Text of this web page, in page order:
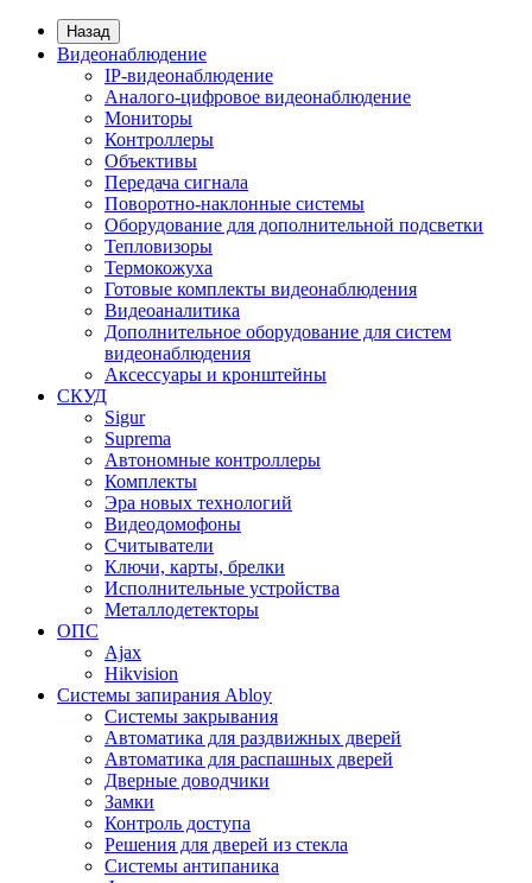
Назад
Видеонаблюдение
IP-видеонаблюдение
Аналого-цифровое видеонаблюдение
Мониторы
Контроллеры
Объективы
Передача сигнала
Поворотно-наклонные системы
Оборудование для дополнительной подсветки
Тепловизоры
Термокожуха
Готовые комплекты видеонаблюдения
Видеоаналитика
Дополнительное оборудование для систем
видеонаблюдения
Аксессуары и кронштейны
СКУД
Sigur
Suprema
Автономные контроллеры
Комплекты
Эра новых технологий
Видеодомофоны
Считыватели
Ключи, карты, брелки
Исполнительные устройства
Металлодетекторы
ОПС
Ajax
Hikvision
Системы запирания Abloy
Cистемы закрывания
Автоматика для раздвижных дверей
Автоматика для распашных дверей
Дверные доводчики
Замки
Контроль доступа
Решения для дверей из стекла
Системы антипаника